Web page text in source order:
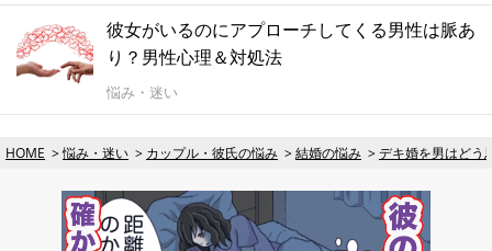
彼女がいるのにアプローチしてくる男性は脈あ
り？男性心理＆対処法
悩み・迷い
HOME 悩み・迷い カップル・彼氏の悩み 結婚の悩み デキ婚を男はどう